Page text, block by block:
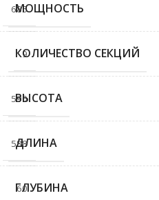
685
9
590
588
60
МОЩНОСТЬ
КОЛИЧЕСТВО СЕКЦИЙ
ВЫСОТА
ДЛИНА
ГЛУБИНА